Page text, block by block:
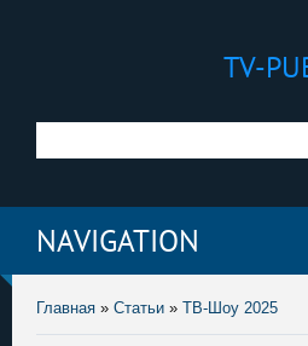
TV-
NAVIGATION
Главная » Статьи » ТВ-Шоу 2025